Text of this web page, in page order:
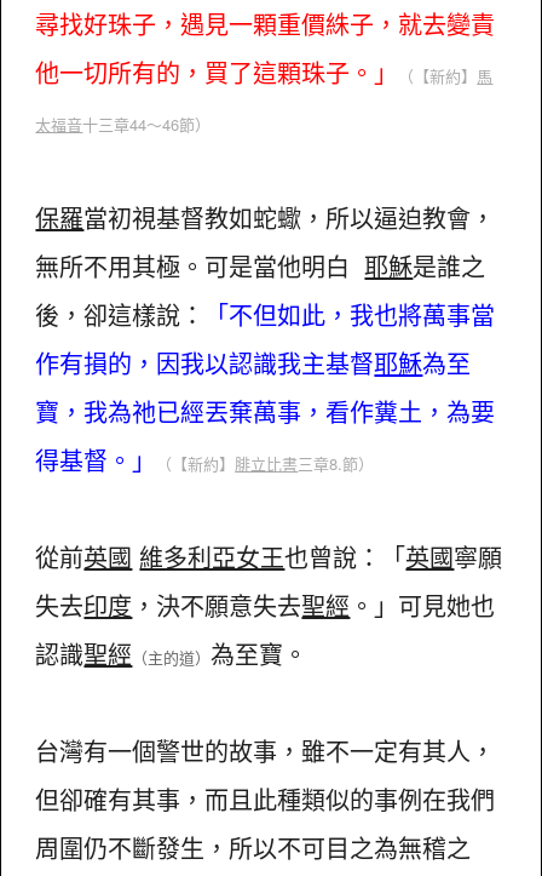
尋找好珠子，遇見一顆重價絑子，就去變責
他一切所有的，買了這顆珠子。」
（【新約】 馬
太福音十三章44～46節）
保羅當初視基督教如蛇蠍，所以逼迫教會，
無所不用其極。可是當他明白耶穌是誰之
後，卻這樣說：
「不但如此，我也將萬事當
作有損的，因我以認識我主基督耶穌為至
寶，我為祂已經丟棄萬事，看作糞土，為要
得基督。」
（【新約】 腓立比書三章8.節）
從前英國 維多利亞女王也曾說：「英國寧願
失去印度 ，決不願意失去聖經 。」可見她也
認識聖經 （主的道）為至寶。
台灣有一個警世的故事，雖不一定有其人，
但卻確有其事，而且此種類似的事例在我們
周圍仍不斷發生，所以不可目之為無稽之